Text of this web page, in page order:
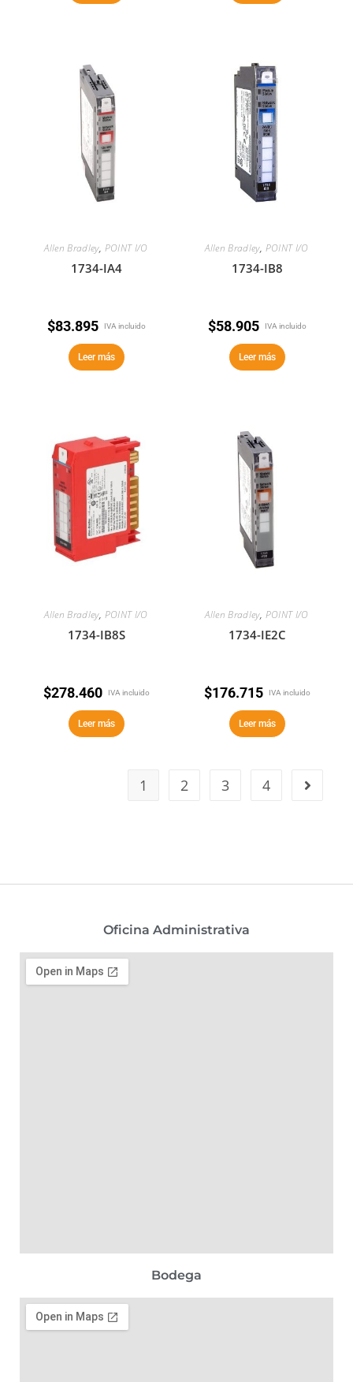
Allen Bradley, POINT I/O
1734-IA4
$83.895 IVA incluido
Leer más
Allen Bradley, POINT I/O
1734-IB8
$58.905 IVA incluido
Leer más
Allen Bradley, POINT I/O
1734-IB8S
$278.460 IVA incluido
Leer más
Allen Bradley, POINT I/O
1734-IE2C
$176.715 IVA incluido
Leer más
1 2 3 4
Oficina Administrativa
Bodega